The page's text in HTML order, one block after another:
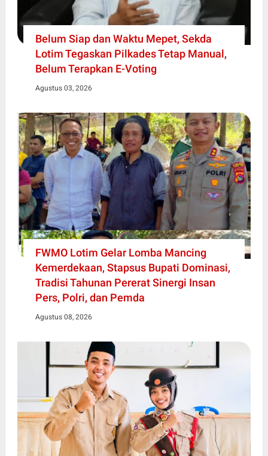
Belum Siap dan Waktu Mepet, Sekda
Lotim Tegaskan Pilkades Tetap Manual,
Belum Terapkan E-Voting
Agustus 03, 2026
FWMO Lotim Gelar Lomba Mancing
Kemerdekaan, Stapsus Bupati Dominasi,
Tradisi Tahunan Pererat Sinergi Insan
Pers, Polri, dan Pemda
Agustus 08, 2026